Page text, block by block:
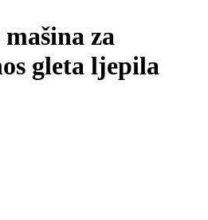
za
gleta ljepila